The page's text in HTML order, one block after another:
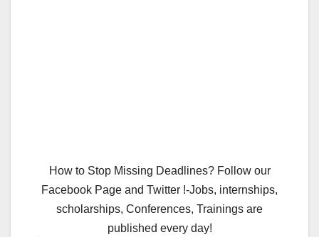
How to Stop Missing Deadlines? Follow our
Facebook Page and Twitter !-Jobs, internships,
scholarships, Conferences, Trainings are
published every day!